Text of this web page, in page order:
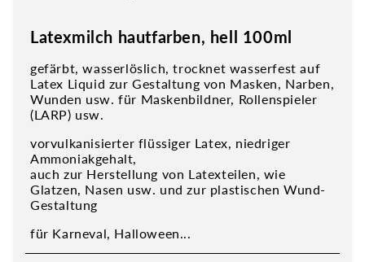
Latexmilch hautfarben, hell 100ml
gefärbt, wasserlöslich, trocknet wasserfest auf
Latex Liquid zur Gestaltung von Masken, Narben,
Wunden usw. für Maskenbildner, Rollenspieler
(LARP) usw.
vorvulkanisierter flüssiger Latex, niedriger
Ammoniakgehalt,
auch zur Herstellung von Latexteilen, wie
Glatzen, Nasen usw. und zur plastischen Wund-
Gestaltung
für Karneval, Halloween...